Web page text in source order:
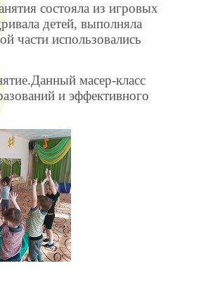
состояла из игровых
детей, выполняла
части использовались
масер-класс
и эффективного